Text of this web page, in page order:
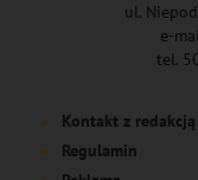
ul.
e-
tel.
Kontakt z redakcją
Regulamin